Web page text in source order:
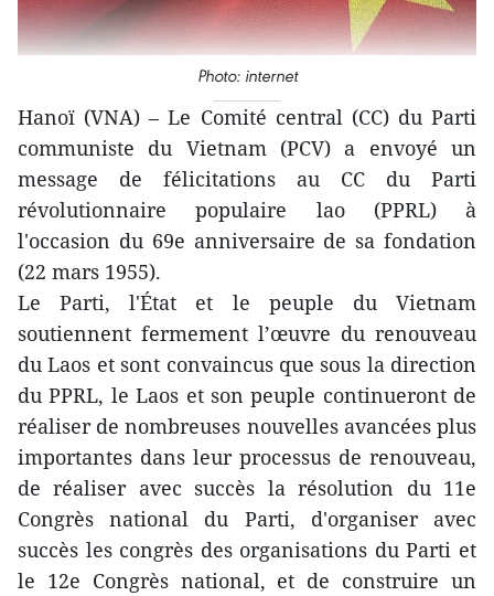
Photo: internet
Hanoï (VNA) – Le Comité central (CC) du Parti
communiste du Vietnam (PCV) a envoyé un
message de félicitations au CC du Parti
révolutionnaire populaire lao (PPRL) à
l'occasion du 69e anniversaire de sa fondation
(22 mars 1955).
Le Parti, l'État et le peuple du Vietnam
soutiennent fermement l’œuvre du renouveau
du Laos et sont convaincus que sous la direction
du PPRL, le Laos et son peuple continueront de
réaliser de nombreuses nouvelles avancées plus
importantes dans leur processus de renouveau,
de réaliser avec succès la résolution du 11e
Congrès national du Parti, d'organiser avec
succès les congrès des organisations du Parti et
le 12e Congrès national, et de construire un